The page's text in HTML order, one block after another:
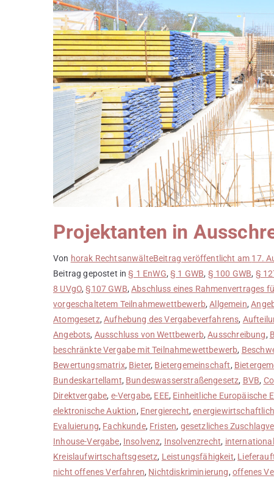
Projektanten in
Von horak RechtsanwälteBeitrag veröffentlicht am 17.
Beitrag gepostet in§ 1 EnWG,§ 1 GWB, § 100 GWB, §
8 UVgO,§107 GWB,Abschluss eines Rahmenvertrages
vorgeschaltetem Teilnahmewettbewerb,Allgemein,
Atomgesetz,Aufhebung des Vergabeverfahrens,
Angebots, Ausschluss von Wettbewerb,Ausschreibung,
beschränkte Vergabe mit Teilnahmewettbewerb,
Bewertungsmatrix, Bieter, Bietergemeinschaft,
Bundeskartellamt, Bundeswasserstraßengesetz, BVB,
Direktvergabe, e-Vergabe, EEE, Einheitliche Europäische
elektronische Auktion, Energierecht,
Evaluierung, Fachkunde, Fristen, gesetzliches
Inhouse-Vergabe, Insolvenz, Insolvenzrecht,
Kreislaufwirtschaftsgesetz, Leistungsfähigkeit,
nicht offenes Verfahren, Nichtdiskriminierung,offenes